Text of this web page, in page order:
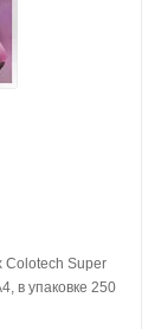
Colotech Super
в упаковке 250